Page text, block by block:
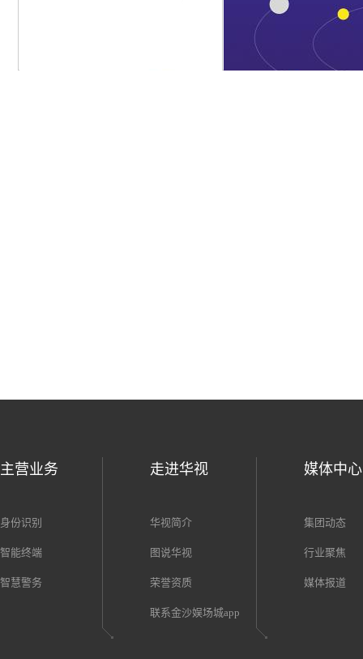
主营业务
身份识别
智能终端
智慧警务
走进华视
华视简介
图说华视
荣誉资质
联系金沙娱场城app
媒体中心
集团动态
行业聚焦
媒体报道